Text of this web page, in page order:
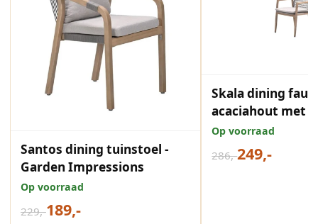
Santos dining tuinstoel -
Garden Impressions
Op voorraad
229,-189,-
Skala dining
acaciahout met
- rope taupe -
Op voorraad
286,-249,-